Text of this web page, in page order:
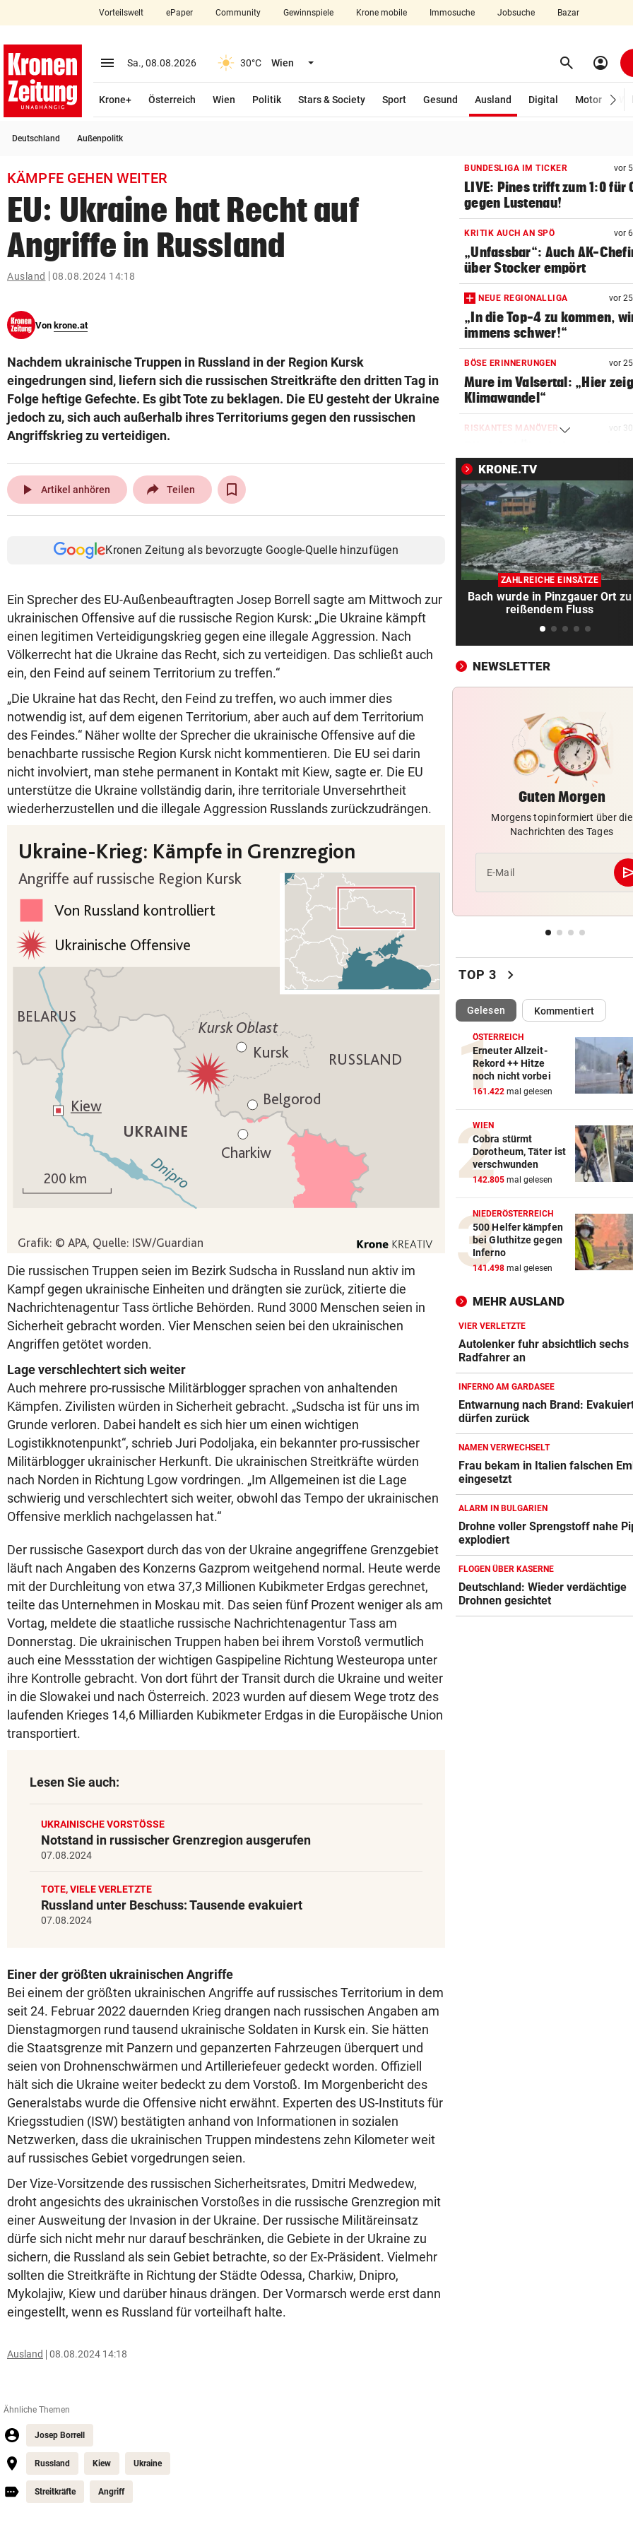
closeSchließen
account_circle Anmelden
arrow_right
bookmark
search
Suchbegriff
eingeben
© Krone Multimedia GmbH & Co KG 2026
Vorteilswelt ePaper Community Gewinnspiele Krone mobile Immosuche Jobsuche Bazar
menu Menü aufklappen
Sa., 08.08.2026 30°C Wien Menü aufklappen search Suchen
account_circle
Krone+ Österreich Wien Politik Stars & Society Sport Gesund Ausland
Digital
Motor
Deutschland Außenpolitk
KÄMPFE GEHEN WEITER
EU: Ukraine hat Recht auf
Angriffe in Russland
Ausland 08.08.2024 14:18
Von krone.at
Nachdem ukrainische Truppen in Russland in der Region Kursk
eingedrungen sind, liefern sich die russischen Streitkräfte den dritten Tag in
Folge heftige Gefechte. Es gibt Tote zu beklagen. Die EU gesteht der Ukraine
jedoch zu, sich auch außerhalb ihres Territoriums gegen den russischen
Angriffskrieg zu verteidigen.
play_arrow Artikel anhören Teilen
Kronen Zeitung als bevorzugte Google-Quelle hinzufügen
Ein Sprecher des EU-Außenbeauftragten Josep Borrell sagte am Mittwoch zur
ukrainischen Offensive auf die russische Region Kursk: „Die Ukraine kämpft
einen legitimen Verteidigungskrieg gegen eine illegale Aggression. Nach
Völkerrecht hat die Ukraine das Recht, sich zu verteidigen. Das schließt auch
ein, den Feind auf seinem Territorium zu treffen.“
„Die Ukraine hat das Recht, den Feind zu treffen, wo auch immer dies
notwendig ist, auf dem eigenen Territorium, aber auch auf dem Territorium
des Feindes.“ Näher wollte der Sprecher die ukrainische Offensive auf die
benachbarte russische Region Kursk nicht kommentieren. Die EU sei darin
nicht involviert, man stehe permanent in Kontakt mit Kiew, sagte er. Die EU
unterstütze die Ukraine vollständig darin, ihre territoriale Unversehrtheit
wiederherzustellen und die illegale Aggression Russlands zurückzudrängen.
Die russischen Truppen seien im Bezirk Sudscha in Russland nun aktiv im
Kampf gegen ukrainische Einheiten und drängten sie zurück, zitierte die
Nachrichtenagentur Tass örtliche Behörden. Rund 3000 Menschen seien in
Sicherheit gebracht worden. Vier Menschen seien bei den ukrainischen
Angriffen getötet worden.
Lage verschlechtert sich weiter
Auch mehrere pro-russische Militärblogger sprachen von anhaltenden
Kämpfen. Zivilisten würden in Sicherheit gebracht. „Sudscha ist für uns im
Grunde verloren. Dabei handelt es sich hier um einen wichtigen
Logistikknotenpunkt“, schrieb Juri Podoljaka, ein bekannter pro-russischer
Militärblogger ukrainischer Herkunft. Die ukrainischen Streitkräfte würden
nach Norden in Richtung Lgow vordringen. „Im Allgemeinen ist die Lage
schwierig und verschlechtert sich weiter, obwohl das Tempo der ukrainischen
Offensive merklich nachgelassen hat.“
Der russische Gasexport durch das von der Ukraine angegriffene Grenzgebiet
läuft nach Angaben des Konzerns Gazprom weitgehend normal. Heute werde
mit der Durchleitung von etwa 37,3 Millionen Kubikmeter Erdgas gerechnet,
teilte das Unternehmen in Moskau mit. Das seien fünf Prozent weniger als am
Vortag, meldete die staatliche russische Nachrichtenagentur Tass am
Donnerstag. Die ukrainischen Truppen haben bei ihrem Vorstoß vermutlich
auch eine Messstation der wichtigen Gaspipeline Richtung Westeuropa unter
ihre Kontrolle gebracht. Von dort führt der Transit durch die Ukraine und weiter
in die Slowakei und nach Österreich. 2023 wurden auf diesem Wege trotz des
laufenden Krieges 14,6 Milliarden Kubikmeter Erdgas in die Europäische Union
transportiert.
Lesen Sie auch:
UKRAINISCHE VORSTÖSSE
Notstand in russischer Grenzregion ausgerufen
07.08.2024
TOTE, VIELE VERLETZTE
Russland unter Beschuss: Tausende evakuiert
07.08.2024
Einer der größten ukrainischen Angriffe
Bei einem der größten ukrainischen Angriffe auf russisches Territorium in dem
seit 24. Februar 2022 dauernden Krieg drangen nach russischen Angaben am
Dienstagmorgen rund tausend ukrainische Soldaten in Kursk ein. Sie hätten
die Staatsgrenze mit Panzern und gepanzerten Fahrzeugen überquert und
seien von Drohnenschwärmen und Artilleriefeuer gedeckt worden. Offiziell
hält sich die Ukraine weiter bedeckt zu dem Vorstoß. Im Morgenbericht des
Generalstabs wurde die Offensive nicht erwähnt. Experten des US-Instituts für
Kriegsstudien (ISW) bestätigten anhand von Informationen in sozialen
Netzwerken, dass die ukrainischen Truppen mindestens zehn Kilometer weit
auf russisches Gebiet vorgedrungen seien.
Der Vize-Vorsitzende des russischen Sicherheitsrates, Dmitri Medwedew,
droht angesichts des ukrainischen Vorstoßes in die russische Grenzregion mit
einer Ausweitung der Invasion in der Ukraine. Der russische Militäreinsatz
dürfe sich nicht mehr nur darauf beschränken, die Gebiete in der Ukraine zu
sichern, die Russland als sein Gebiet betrachte, so der Ex-Präsident. Vielmehr
sollten die Streitkräfte in Richtung der Städte Odessa, Charkiw, Dnipro,
Mykolajiw, Kiew und darüber hinaus drängen. Der Vormarsch werde erst dann
eingestellt, wenn es Russland für vorteilhaft halte.
Ausland 08.08.2024 14:18
Ähnliche Themen
Josep Borrell
Russland Kiew Ukraine
Streitkräfte Angriff
BUNDESLIGA IM TICKER vor
LIVE: Pines trifft zum 1:0 für
gegen Lustenau!
KRITIK AUCH AN SPÖ vor
„Unfassbar“: Auch AK-
über Stocker empört
NEUE REGIONALLIGA vor
„In die Top-4 zu kommen,
immens schwer!“
BÖSE ERINNERUNGEN vor
Mure im Valsertal: „Hier
Klimawandel“
RISKANTES MANÖVER vor
L200 verunfallt
HERZOG & CO. IN AKTION vor 32
LIVE: Legendentreffen! Rapid
gegen Werder Bremen
RADFAHRERIN FAND WRACK vor
Tödlicher Unfall wurde erst
Stunden entdeckt
LIVE: Wer holt den Sieg im
von Silverstone?
VIER VERLETZTE vor
Radfahrer an
GROSSER TRIUMPH vor
SIEG! Felix Gall gewinnt die
Burgos-Rundfahrt
RECHT BEI WASSERMANGEL vor
Pool trotz Verbot gefüllt? Das
kann teuer werden
vor
Rennfahrerin zurück
Ruck-Nachfolgerin: „Es war
eine Herrenrunde“
HOT IM BIKINI
Irina Shayk beeindruckt mit
krassen Bauchmuskeln
CHANCE AUF 3. TITEL vor
Schwärzler dreht Partie und
ins Finale ein
MANDATAR ALARMIERT vor
Polizisten-Mangel: „Es
Kahlschlag!“
INFERNO AM GARDASEE
Entwarnung nach Brand:
Evakuierte dürfen zurück
SOMMERCUP 2026 LIVE: vor
Luzern im Finale!
NACH WANDERUNG vor
22-Jährige erlitt auf
Schwächeanfall
AFLE TOP-SPIEL: vor 2
LIVE: Vienna Vikings treffen
Wroclav Panthers
KRONE.TV
ZAHLREICHE EINSÄTZE
Bach wurde in Pinzgauer Ort zu
reißendem Fluss
NEWSLETTER
Guten Morgen
Morgens topinformiert über die
Nachrichten des Tages
E-Mail
TOP 3 chevron_right
Gelesen(ausgewählt)Kommentiert
ÖSTERREICH
Erneuter Allzeit-
Rekord ++ Hitze
noch nicht vorbei
161.422 mal gelesen
WIEN
Cobra stürmt
Dorotheum, Täter ist
verschwunden
142.805 mal gelesen
NIEDERÖSTERREICH
500 Helfer kämpfen
bei Gluthitze gegen
Inferno
141.498 mal gelesen
MEHR AUSLAND
VIER VERLETZTE
Autolenker fuhr absichtlich sechs
Radfahrer an
INFERNO AM GARDASEE
Entwarnung nach Brand:
dürfen zurück
NAMEN VERWECHSELT
Frau bekam in Italien falschen
eingesetzt
ALARM IN BULGARIEN
Drohne voller Sprengstoff nahe
explodiert
FLOGEN ÜBER KASERNE
Deutschland: Wieder verdächtige
Drohnen gesichtet